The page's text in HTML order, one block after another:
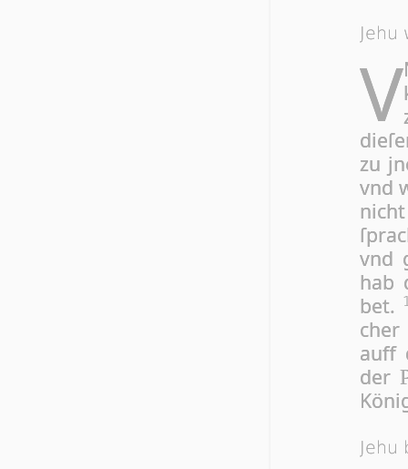
Jehu
V
zu
vnd
vnd
hab
bet.
auff
der